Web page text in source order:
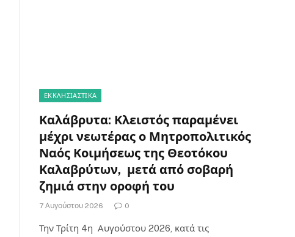
ΕΚΚΛΗΣΙΑΣΤΙΚΑ
Καλάβρυτα: Κλειστός παραμένει
μέχρι νεωτέρας ο Μητροπολιτικός
Ναός Κοιμήσεως της Θεοτόκου
Καλαβρύτων, μετά από σοβαρή
ζημιά στην οροφή του
7 Αυγούστου 2026 0
Την Τρίτη 4η Αυγούστου 2026, κατά τις